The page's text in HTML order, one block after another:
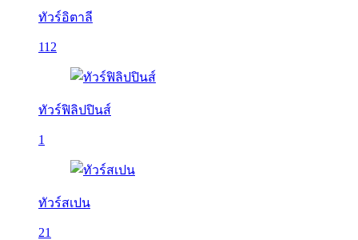
ทัวร์อิตาลี
112
ทัวร์ฟิลิปปินส์
1
ทัวร์สเปน
21